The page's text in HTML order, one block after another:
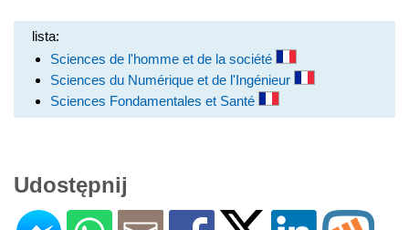
lista:
Sciences de l'homme et de la société
Sciences du Numérique et de l'Ingénieur
Sciences Fondamentales et Santé
Udostępnij